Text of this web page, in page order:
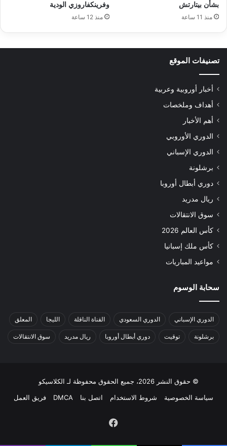
بشأن بيتارتش
منذ 11 ساعة
وفرينكفاروزي الودية
منذ 12 ساعة
تصنيفات الموقع
أخبار أوروبية وعربية
أهداف وملخصات
أهم الأخبار
الدوري الأوروبي
الدوري الإسباني
برشلونة
دوري أبطال أوروبا
ريال مدريد
سوق الانتقالات
كأس العالم 2026
كأس ملك إسبانيا
مواعيد المباريات
سحابة الوسوم
الدوري الإسباني الدوري السعودي القناة الناقلة الليجا المعلق
برشلونة توقيت دوري أبطال أوروبا ريال مدريد سوق الانتقالات
© حقوق النشر 2026، جميع الحقوق محفوظة لـ الكلاسيكو
سياسة الخصوصية
شروط الاستخدام اتصل بنا DMCA فريق العمل
فيسبوك